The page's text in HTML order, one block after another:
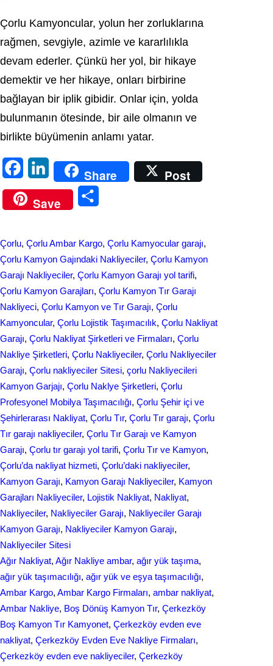
Çorlu Kamyoncular, yolun her zorluklarına
rağmen, sevgiyle, azimle ve kararlılıkla
devam ederler. Çünkü her yol, bir hikaye
demektir ve her hikaye, onları birbirine
bağlayan bir iplik gibidir. Onlar için, yolda
bulunmanın ötesinde, bir aile olmanın ve
birlikte büyümenin anlamı yatar.
a
c
o
o
k
i
n
d
I
n
Share
Post
Save
r
e
Çorlu, Çorlu Ambar Kargo, Çorlu Kamyocular garajı
Çorlu Kamyon Gajındaki Nakliyeciler, Çorlu Kamyon
Garajı Nakliyeciler, Çorlu Kamyon Garajı yol tarifi
Çorlu Kamyon Garajları, Çorlu Kamyon Tır Garajı
Nakliyeci, Çorlu Kamyon ve Tır Garajı, Çorlu
Kamyoncular, Çorlu Lojistik Taşımacılık, Çorlu Nakliyat
Garajı, Çorlu Nakliyat Şirketleri ve Firmaları, Çorlu
Nakliye Şirketleri, Çorlu Nakliyeciler, Çorlu Nakliyeciler
Garajı, Çorlu nakliyeciler Sitesi, çorlu Nakliyecileri
Kamyon Garjajı, Çorlu Naklye Şirketleri, Çorlu
Profesyonel Mobilya Taşımacılığı, Çorlu Şehir içi ve
Şehirlerarası Nakliyat, Çorlu Tır, Çorlu Tır garajı, Çorlu
Tır garajı nakliyeciler, Çorlu Tır Garajı ve Kamyon
Garajı, Çorlu tır garajı yol tarifi, Çorlu Tır ve Kamyon
Çorlu’da nakliyat hizmeti, Çorlu’daki nakliyeciler
Kamyon Garajı, Kamyon Garajı Nakliyeciler, Kamyon
Garajları Nakliyeciler, Lojistik Nakliyat, Nakliyat
Nakliyeciler, Nakliyeciler Garajı, Nakliyeciler Garajı
Kamyon Garajı, Nakliyeciler Kamyon Garajı
Nakliyeciler Sitesi
Ağır Nakliyat, Ağır Nakliye ambar, ağır yük taşıma
ağır yük taşımacılığı, ağır yük ve eşya taşımacılığı
Ambar Kargo, Ambar Kargo Firmaları, ambar nakliyat
Ambar Nakliye, Boş Dönüş Kamyon Tır, Çerkezköy
Boş Kamyon Tır Kamyonet, Çerkezköy evden eve
nakliyat, Çerkezköy Evden Eve Nakliye Firmaları
Çerkezköy evden eve nakliyeciler, Çerkezköy